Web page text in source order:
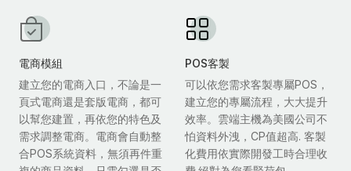
電商模組
建立您的電商入口，不論是一
頁式電商還是套版電商，都可
以幫您建置，再依您的特色及
需求調整電商。電商會自動整
合POS系統資料，無須再件重
POS客製
可以依您需求客製專屬POS，
建立您的專屬流程，大大提升
效率。雲端主機為美國公司不
怕資料外洩，CP值超高. 客製
化費用依實際開發工時合理收